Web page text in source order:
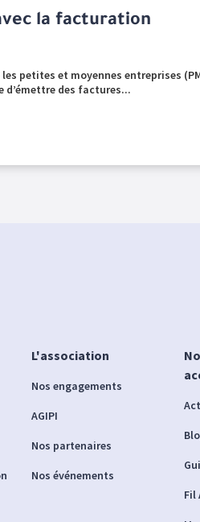
la facturation
petites et moyennes entreprises
des factures...
L'association
Nos engagements
AGIPI
Nos partenaires
Nos événements
Fil